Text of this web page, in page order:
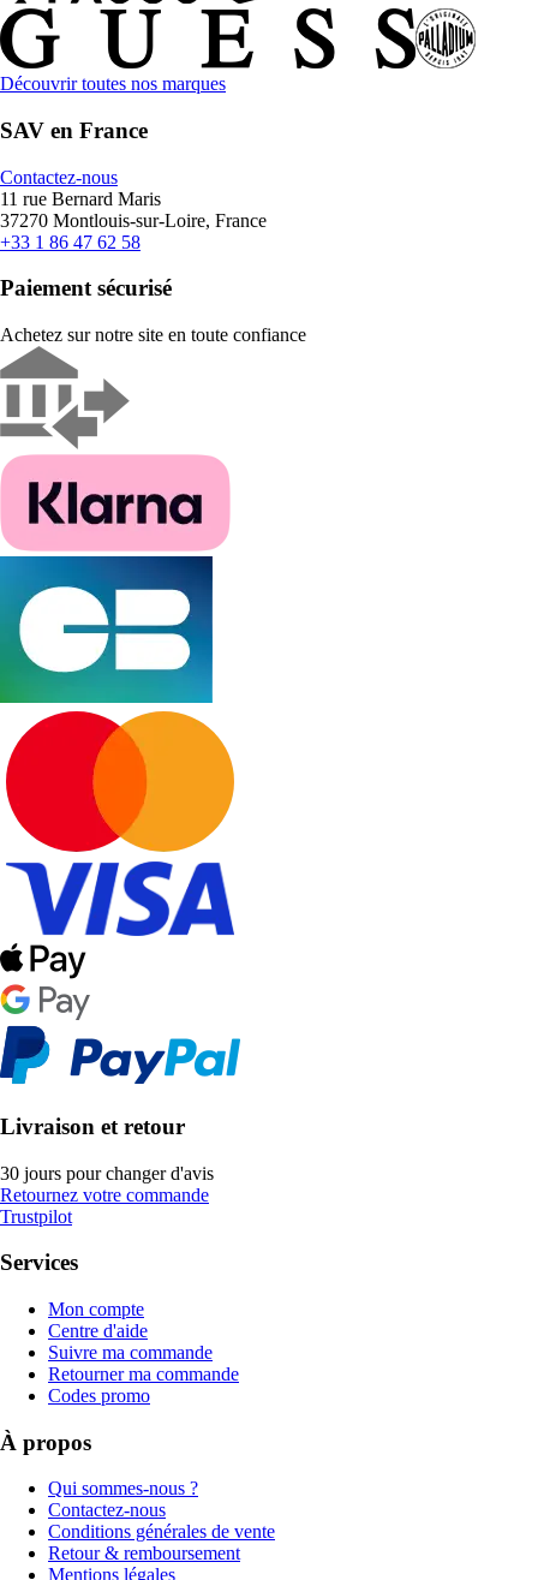
Découvrir toutes nos marques
SAV en France
Contactez-nous
11 rue Bernard Maris
37270 Montlouis-sur-Loire, France
+33 1 86 47 62 58
Paiement sécurisé
Achetez sur notre site en toute confiance
Livraison et retour
30 jours pour changer d'avis
Retournez votre commande
Trustpilot
Services
Mon compte
Centre d'aide
Suivre ma commande
Retourner ma commande
Codes promo
À propos
Qui sommes-nous ?
Contactez-nous
Conditions générales de vente
Retour & remboursement
Mentions légales